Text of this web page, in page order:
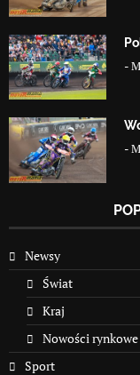
-
-
Newsy
Świat
Kraj
Nowości rynkowe
Sport